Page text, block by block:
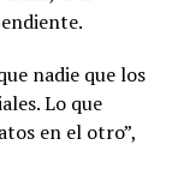
nadie que los
Lo que
en el otro”,